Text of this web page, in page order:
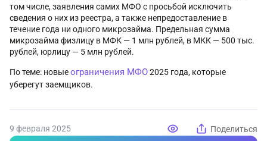
том числе, заявления самих МФО с просьбой исключить
сведения о них из реестра, а также непредоставление в
течение года ни одного микрозайма. Предельная сумма
микрозайма физлицу в МФК — 1 млн рублей, в МКК — 500 тыс.
рублей, юрлицу — 5 млн рублей.
По теме: новыеограничения МФО2025 года, которые
уберегут заемщиков.
9 февраля 2025 Поделиться